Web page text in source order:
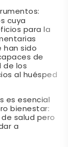
cuya
para la
han sido
de
de los
al huésped
es esencial
bienestar:
salud pero
a